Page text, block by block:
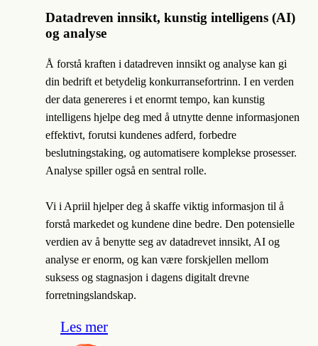
Datadreven innsikt, kunstig intelligens (AI)
og analyse
Å forstå kraften i datadreven innsikt og analyse kan gi
din bedrift et betydelig konkurransefortrinn. I en verden
der data genereres i et enormt tempo, kan kunstig
intelligens hjelpe deg med å utnytte denne informasjonen
effektivt, forutsi kundenes adferd, forbedre
beslutningstaking, og automatisere komplekse prosesser.
Analyse spiller også en sentral rolle.
Vi i Apriil hjelper deg å skaffe viktig informasjon til å
forstå markedet og kundene dine bedre. Den potensielle
verdien av å benytte seg av datadrevet innsikt, AI og
analyse er enorm, og kan være forskjellen mellom
suksess og stagnasjon i dagens digitalt drevne
forretningslandskap.
Les mer